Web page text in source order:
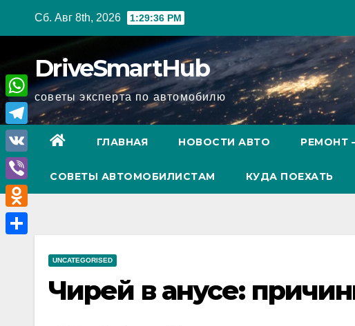
Сб. Авг 8th, 2026 1:29:37 PM
DriveSmartHub
советы эксперта по автомобилю
ГЛАВНАЯ НОВОСТИ АВТО РЕМОНТ
СОВЕТЫ АВТОМОБИЛИСТАМ КУДА ПОЕХАТЬ
UNCATEGORISED
Чирей в анусе:
W
h
a
A
T
e
l
e
g
V
K
V
i
b
O